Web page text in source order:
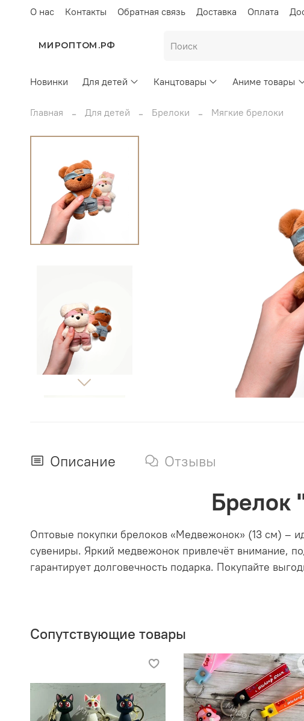
О нас Контакты Обратная связь Доставка Оплата
МИРОПТОМ.РФ
Новинки Для детей Канцтовары Аниме товары
Главная Для детей Брелоки Мягкие брелоки
Описание Отзывы
Брелок
Оптовые покупки брелоков «Медвежонок» (13 см) –
сувениры. Яркий медвежонок привлечёт внимание,
гарантирует долговечность подарка. Покупайте
Сопутствующие товары